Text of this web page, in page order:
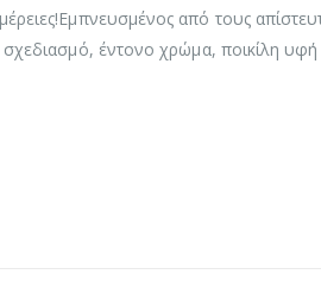
από τους
έντονο χρώμα, ποικίλη υφή